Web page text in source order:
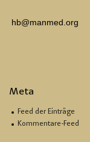
hb@manmed.org
Meta
Feed der Einträge
Kommentare-Feed